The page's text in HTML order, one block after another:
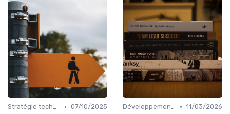
Stratégie technologique • 07/10/2025
Développement personnel • 11/03/2026